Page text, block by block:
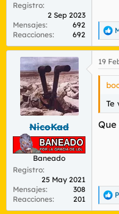
Registro
2 Sep 2023
Mensajes
692
Reacciones
692
R
e
a
c
c
n
e
s
:
NicoKad
Baneado
Registro
25 May 2021
Mensajes
308
Reacciones
201
19
Te
Que
R
e